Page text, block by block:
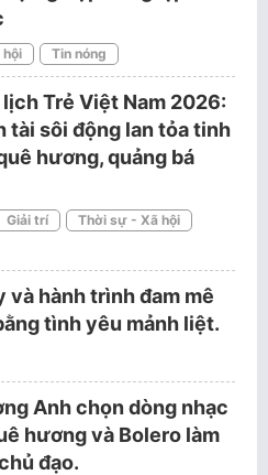
Tin nóng
Trẻ Việt Nam 2026:
tài sôi động lan tỏa tinh
hương, quảng bá
Giải trí
Thời sự - Xã hội
và hành trình đam mê
tình yêu mảnh liệt.
Anh chọn dòng nhạc
hương và Bolero làm
đạo.